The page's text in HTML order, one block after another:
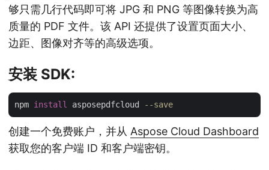
够只需几行代码即可将 JPG 和 PNG 等图像转换为高
质量的 PDF 文件。该 API 还提供了设置页面大小、
边距、图像对齐等的高级选项。
安装 SDK:
npm install asposepdfcloud --save
创建一个免费账户，并从 Aspose Cloud Dashboard
获取您的客户端 ID 和客户端密钥。